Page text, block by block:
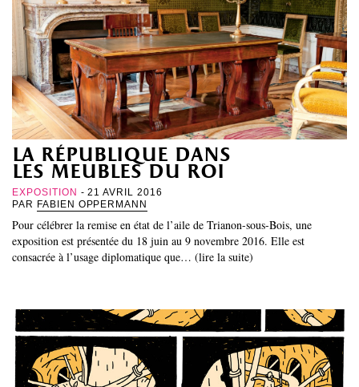
la république dans
les meubles du roi
EXPOSITION - 21 AVRIL 2016
PAR FABIEN OPPERMANN
Pour célébrer la remise en état de l’aile de Trianon-sous-Bois, une
exposition est présentée du 18 juin au 9 novembre 2016. Elle est
consacrée à l’usage diplomatique que… (lire la suite)